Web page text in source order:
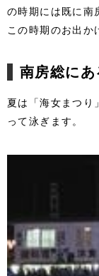
の時期には既に南
この時期のお出か
南房総に
夏は「海女まつり
って泳ぎます。